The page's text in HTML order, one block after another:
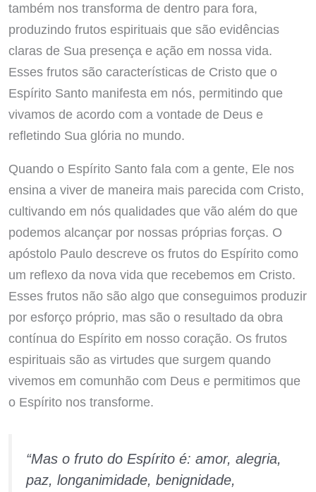
também nos transforma de dentro para fora,
produzindo frutos espirituais que são evidências
claras de Sua presença e ação em nossa vida.
Esses frutos são características de Cristo que o
Espírito Santo manifesta em nós, permitindo que
vivamos de acordo com a vontade de Deus e
refletindo Sua glória no mundo.
Quando o Espírito Santo fala com a gente, Ele nos
ensina a viver de maneira mais parecida com Cristo,
cultivando em nós qualidades que vão além do que
podemos alcançar por nossas próprias forças. O
apóstolo Paulo descreve os frutos do Espírito como
um reflexo da nova vida que recebemos em Cristo.
Esses frutos não são algo que conseguimos produzir
por esforço próprio, mas são o resultado da obra
contínua do Espírito em nosso coração. Os frutos
espirituais são as virtudes que surgem quando
vivemos em comunhão com Deus e permitimos que
o Espírito nos transforme.
“Mas o fruto do Espírito é: amor, alegria,
paz, longanimidade, benignidade,